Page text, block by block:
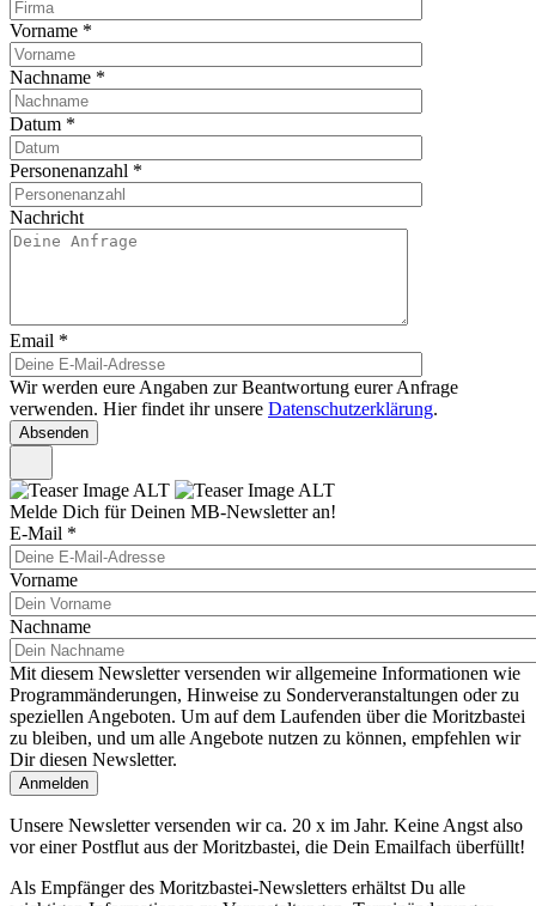
Vorname *
Nachname *
Datum *
Personenanzahl *
Nachricht
Email *
Wir werden eure Angaben zur Beantwortung eurer Anfrage
verwenden. Hier findet ihr unsere Datenschutzerklärung.
Melde Dich für Deinen MB-Newsletter an!
E-Mail *
Vorname
Nachname
Mit diesem Newsletter versenden wir allgemeine Informationen wie
Programmänderungen, Hinweise zu Sonderveranstaltungen oder zu
speziellen Angeboten. Um auf dem Laufenden über die Moritzbastei
zu bleiben, und um alle Angebote nutzen zu können, empfehlen wir
Dir diesen Newsletter.
Unsere Newsletter versenden wir ca. 20 x im Jahr. Keine Angst also
vor einer Postflut aus der Moritzbastei, die Dein Emailfach überfüllt!
Als Empfänger des Moritzbastei-Newsletters erhältst Du alle